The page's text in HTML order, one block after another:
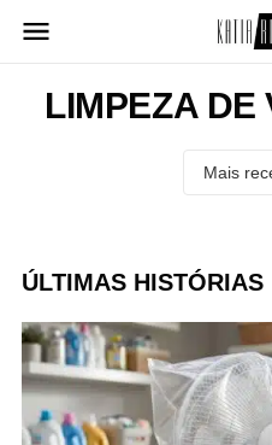
para
conteúdoLIMPEZA DE
ÚLTIMAS HISTÓRIAS